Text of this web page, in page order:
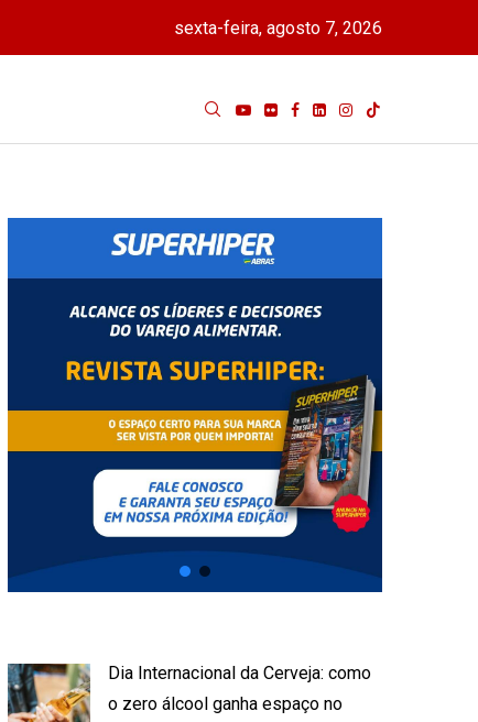
sexta-feira, agosto 7, 2026
Dia Internacional da Cerveja: como
o zero álcool ganha espaço no